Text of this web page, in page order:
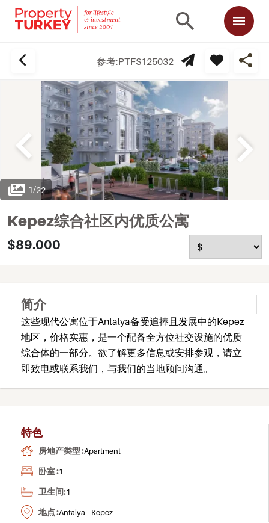
参考:PTFS125032
1/22
Kepez综合社区内优质公寓
$89.000
简介
这些现代公寓位于Antalya备受追捧且发展中的Kepez
地区，价格实惠，是一个配备全方位社交设施的优质
综合体的一部分。欲了解更多信息或安排参观，请立
即致电或联系我们，与我们的当地顾问沟通。
特色
房地产类型 :Apartment
卧室 :1
卫生间:1
地点 :Antalya - Kepez